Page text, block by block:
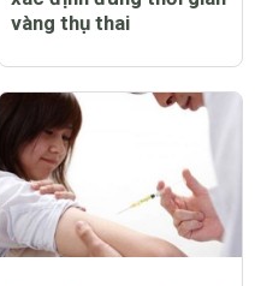
Que thử rụng trứng và